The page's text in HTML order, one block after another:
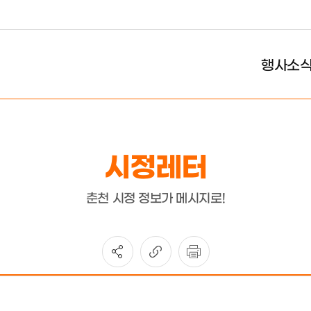
행사소
시정레터
춘천 시정 정보가 메시지로!